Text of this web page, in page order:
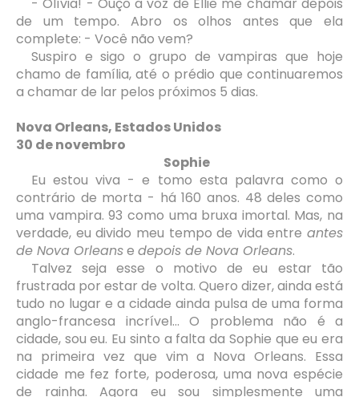
de um tempo. Abro os olhos antes que ela
complete: - Você não vem?
Suspiro e sigo o grupo de vampiras que hoje
chamo de família, até o prédio que continuaremos
a chamar de lar pelos próximos 5 dias.
Nova Orleans, Estados Unidos
30 de novembro
Sophie
Eu estou viva - e tomo esta palavra como o
contrário de morta - há 160 anos. 48 deles como
uma vampira. 93 como uma bruxa imortal. Mas, na
verdade, eu divido meu tempo de vida entre antes
de Nova Orleanse depois de Nova Orleans.
Talvez seja esse o motivo de eu estar tão
frustrada por estar de volta. Quero dizer, ainda está
tudo no lugar e a cidade ainda pulsa de uma forma
anglo-francesa incrível... O problema não é a
cidade, sou eu. Eu sinto a falta da Sophie que eu era
na primeira vez que vim a Nova Orleans. Essa
cidade me fez forte, poderosa, uma nova espécie
de rainha. Agora eu sou simplesmente uma